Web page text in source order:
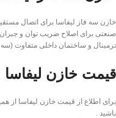
خازن سه فاز لیفاسا برای اتصال
صنعتی برای اصلاح ضریب توان و جبران
ترمینال و ساختمان داخلی متفاوت
قیمت خازن لیفاسا
برای اطلاع از قیمت خازن لیفاسا از
باشید .